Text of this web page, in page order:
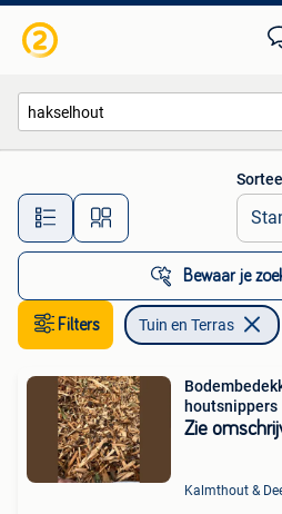
Alle afstanden…
Bewaar je
Filters Tuin en Terras
houtsnippers
Zie
Kalmthout &